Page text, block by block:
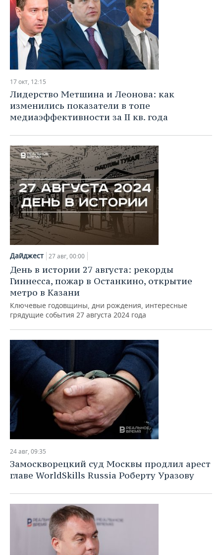
17 окт, 12:15
Лидерство Метшина и Леонова: как
изменились показатели в топе
медиаэффективности за II кв. года
Дайджест 27 авг, 00:00
День в истории 27 августа: рекорды
Гиннесса, пожар в Останкино, открытие
метро в Казани
Ключевые годовщины, дни рождения, интересные
грядущие события 27 августа 2024 года
24 авг, 09:35
Замоскворецкий суд Москвы продлил арест
главе WorldSkills Russia Роберту Уразову